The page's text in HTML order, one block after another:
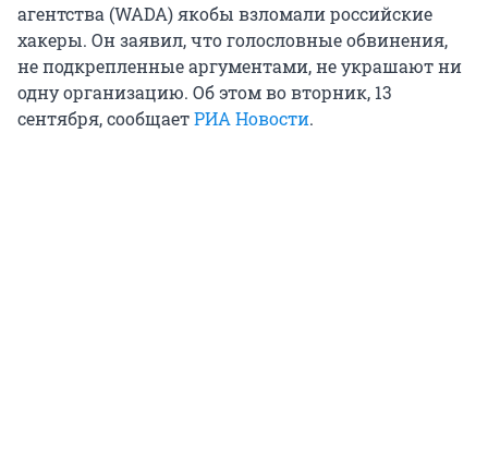
агентства (WADA) якобы взломали российские
хакеры. Он заявил, что голословные обвинения,
не подкрепленные аргументами, не украшают ни
одну организацию. Об этом во вторник, 13
сентября, сообщаетРИА Новости.